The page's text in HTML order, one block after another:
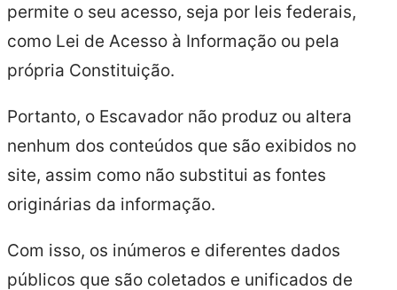
permite o seu acesso, seja por leis federais,
como Lei de Acesso à Informação ou pela
própria Constituição.
Portanto, o Escavador não produz ou altera
nenhum dos conteúdos que são exibidos no
site, assim como não substitui as fontes
originárias da informação.
Com isso, os inúmeros e diferentes dados
públicos que são coletados e unificados de